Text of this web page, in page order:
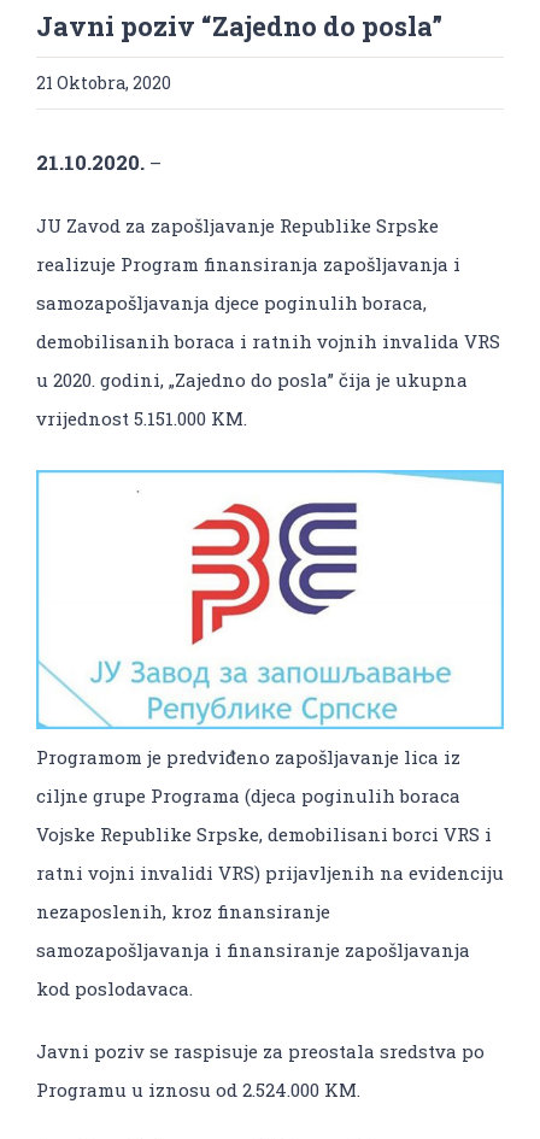
Javni poziv “Zajedno do posla”
21 Oktobra, 2020
21.10.2020. –
JU Zavod za zapošljavanje Republike Srpske
realizuje Program finansiranja zapošljavanja i
samozapošljavanja djece poginulih boraca,
demobilisanih boraca i ratnih vojnih invalida VRS
u 2020. godini, „Zajedno do posla” čija je ukupna
vrijednost 5.151.000 KM.
Programom je predviđeno zapošljavanje lica iz
ciljne grupe Programa (djeca poginulih boraca
Vojske Republike Srpske, demobilisani borci VRS i
ratni vojni invalidi VRS) prijavljenih na evidenciju
nezaposlenih, kroz finansiranje
samozapošljavanja i finansiranje zapošljavanja
kod poslodavaca.
Javni poziv se raspisuje za preostala sredstva po
Programu u iznosu od 2.524.000 KM.